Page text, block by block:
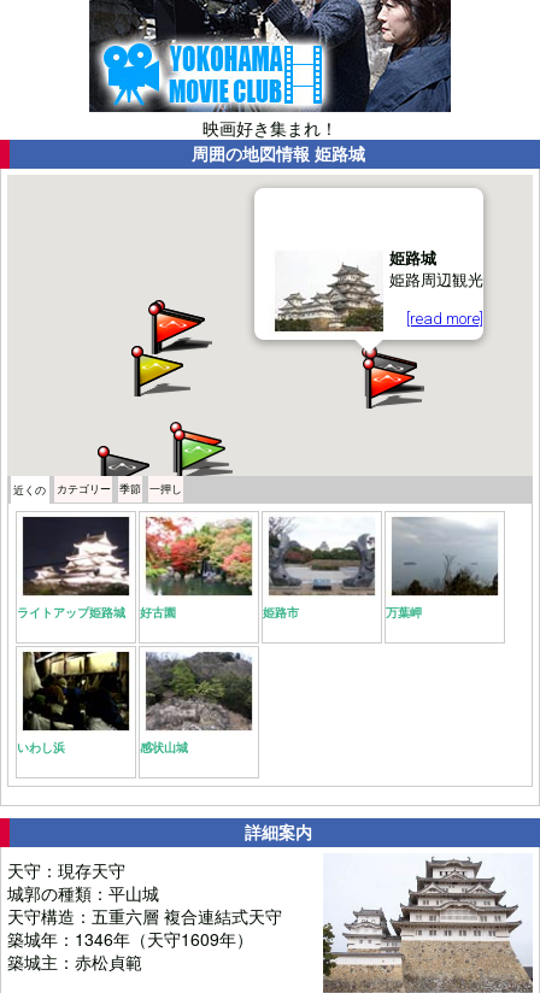
映画好き集まれ！
周囲の地図情報 姫路城
姫路城
姫路周辺観光
[read more]
近くの カテゴリー 季節 一押し
ライトアップ姫路城 好古園 姫路市 万葉岬
いわし浜 感状山城
詳細案内
天守：現存天守
城郭の種類：平山城
天守構造：五重六層 複合連結式天守
築城年：1346年（天守1609年）
築城主：赤松貞範